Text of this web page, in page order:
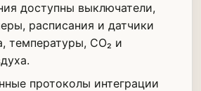
доступны выключатели,
расписания и датчики
температуры, CO₂ и
протоколы интеграции